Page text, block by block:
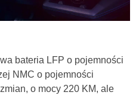
bateria LFP o pojemności
NMC o pojemności
o mocy 220 KM, ale